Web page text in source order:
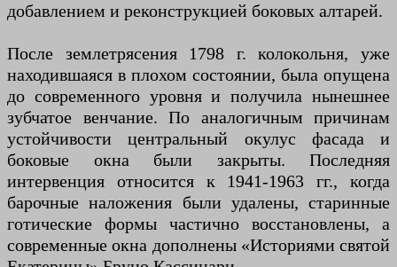
добавлением и реконструкцией боковых алтарей.
После землетрясения 1798 г. колокольня, уже
находившаяся в плохом состоянии, была опущена
до современного уровня и получила нынешнее
зубчатое венчание. По аналогичным причинам
устойчивости центральный окулус фасада и
боковые окна были закрыты. Последняя
интервенция относится к 1941-1963 гг., когда
барочные наложения были удалены, старинные
готические формы частично восстановлены, а
современные окна дополнены «Историями святой